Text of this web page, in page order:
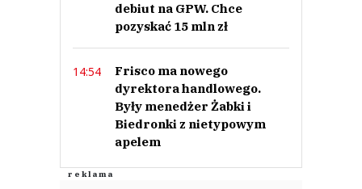
debiut na GPW. Chce
pozyskać 15 mln zł
14:54
Frisco ma nowego
dyrektora handlowego.
Były menedżer Żabki i
Biedronki z nietypowym
apelem